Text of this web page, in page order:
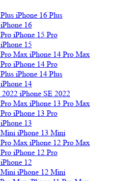
iPhone 16 Plus
iPhone 16
iPhone 15 Pro
iPhone 15
iPhone 14 Pro Max
iPhone 14 Pro
iPhone 14 Plus
iPhone 14
iPhone SE 2022
iPhone 13 Pro Max
iPhone 13 Pro
iPhone 13
iPhone 13 Mini
iPhone 12 Pro Max
iPhone 12 Pro
iPhone 12
iPhone 12 Mini